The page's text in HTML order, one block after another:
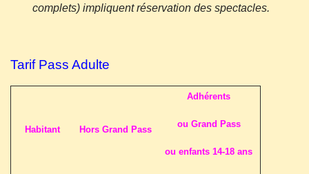
complets) impliquent réservation des spectacles.
Tarif Pass Adulte
Habitant Hors Grand Pass
Adhérents
ou Grand Pass
ou enfants 14-18 ans